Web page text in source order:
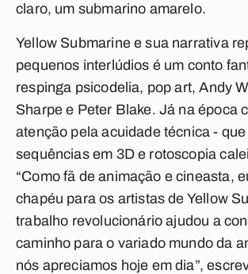
claro, um submarino amarelo.
Yellow Submarine e sua narrativa
pequenos interlúdios é um conto
respinga psicodelia, pop art, Andy
Sharpe e Peter Blake. Já na época
atenção pela acuidade técnica -
sequências em 3D e rotoscopia
“Como fã de animação e cineasta,
chapéu para os artistas de Yellow
trabalho revolucionário ajudou a
caminho para o variado mundo da
nós apreciamos hoje em dia”,